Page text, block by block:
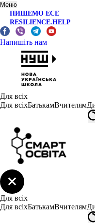
Меню
ПИШЕМО ЕСЕ
RESILIENCE.HELP
Напишіть нам
Для всіх
Для всіхБатькамВчителям
Для всіх
Для всіхБатькамВчителям